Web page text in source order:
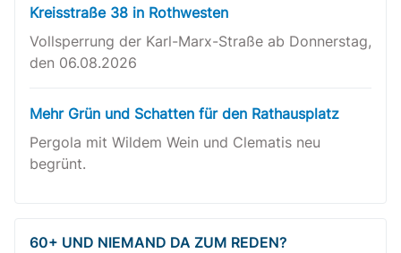
Kreisstraße 38 in Rothwesten
Vollsperrung der Karl-Marx-Straße ab Donnerstag,
den 06.08.2026
Mehr Grün und Schatten für den Rathausplatz
Pergola mit Wildem Wein und Clematis neu
begrünt.
60+ UND NIEMAND DA ZUM REDEN?